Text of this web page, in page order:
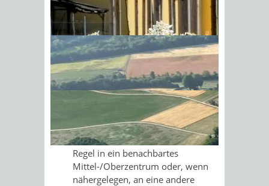
Sonnenschein am Morgen im
Ahornwald
Kraftfahrzeugen (im Sinne des PBefG
und der BO Kraft) , die den
Schienenpersonennahverkehr (SPNV)
ergänzen:
zur Anbindung von Mittelzentren,
Unterzentren, Verkehrsflughäfen,
landesbedeutsamen touristischen
Destinationen und Nationalparks
ohne derzeit regelmäßigen
Anschluss an den SPNV, in der
Regel in ein benachbartes
Mittel-/Oberzentrum oder, wenn
nähergelegen, an eine andere